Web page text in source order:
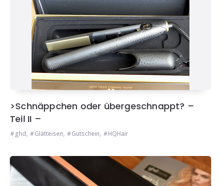
>Schnäppchen oder übergeschnappt? –
Teil II –
ghd, Glätteisen, Gutschein, HQHair